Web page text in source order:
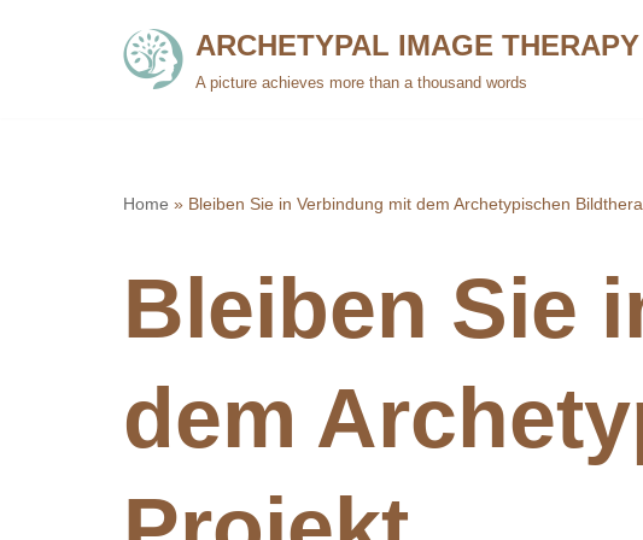
ARCHETYPAL IMAGE THERAPY
A picture achieves more than a thousand words
Home » Bleiben Sie in Verbindung mit dem Archetypischen
Bleiben Sie
dem